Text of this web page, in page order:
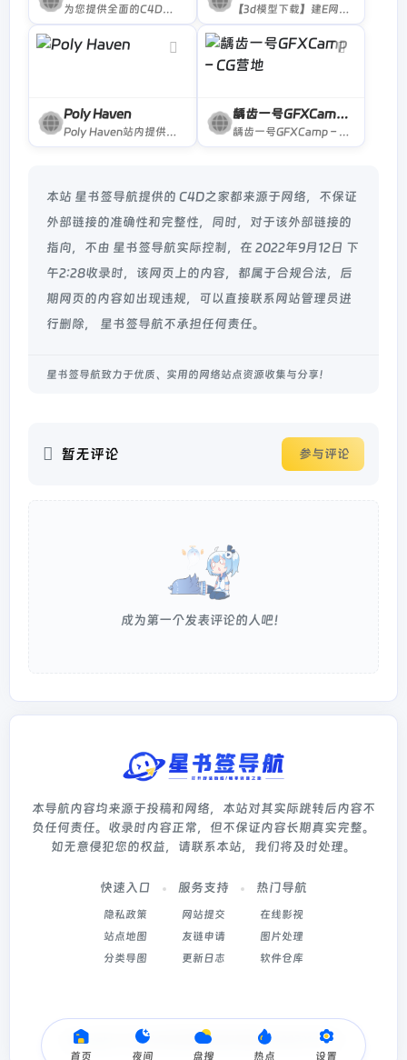
为您提供全面的C4D教程、C4D插件免费下载、C4D工程、C4D模型免费下载、C4D脚本、C4D渲染、C4D灯光预设。C4D动画模型、C4D海报、C4D作品欣赏、C4D图片、C4D贴图、C4D基础教程、C4D特效、C4D效果、C4D软件免费下载、C4D材质球免费下载、 【3d模型下载】建E网，每天更新大量3d模型下载，3d模型免费下载，原创3d模型免费下载，su模型、SketchUp模型，施工图，3d材质贴图，3d模型库等设计素材，是国内优秀设计公司和3D模型效果图公司上传发布，是300万设计师办公佳选网站
Poly Haven
Poly Haven站内提供了许多高质量贴膜和模型
龋齿一号GFXCamp – CG营地
龋齿一号GFXCamp – CG营地|高速下载最新CG素材资源
本站 星书签导航提供的 C4D之家都来源于网络，不保证
外部链接的准确性和完整性，同时，对于该外部链接的
指向，不由 星书签导航实际控制，在 2022年9月12日 下
午2:28收录时，该网页上的内容，都属于合规合法，后
期网页的内容如出现违规，可以直接联系网站管理员进
行删除， 星书签导航不承担任何责任。
星书签导航致力于优质、实用的网络站点资源收集与分享！
暂无评论 参与评论
成为第一个发表评论的人吧！
首页 夜间 盘搜 热点 设置
本导航内容均来源于投稿和网络，本站对其实际跳转后内容不
负任何责任。收录时内容正常，但不保证内容长期真实完整。
如无意侵犯您的权益，请联系本站，我们将及时处理。
快速入口
隐私政策
站点地图
分类导图
服务支持
网站提交
友链申请
更新日志
热门导航
在线影视
图片处理
软件仓库
Copyright © 2026 星书签导航 冀ICP备2022003214号-5